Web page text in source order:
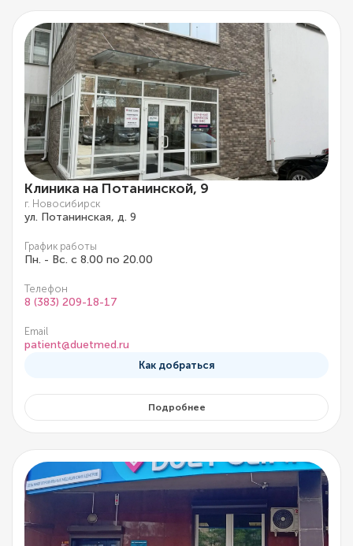
Клиника на Потанинской, 9
г. Новосибирск
ул. Потанинская, д. 9
График работы
Пн. - Вс. с 8.00 по 20.00
Телефон
8 (383) 209-18-17
Email
patient@duetmed.ru
Как добраться
Подробнее